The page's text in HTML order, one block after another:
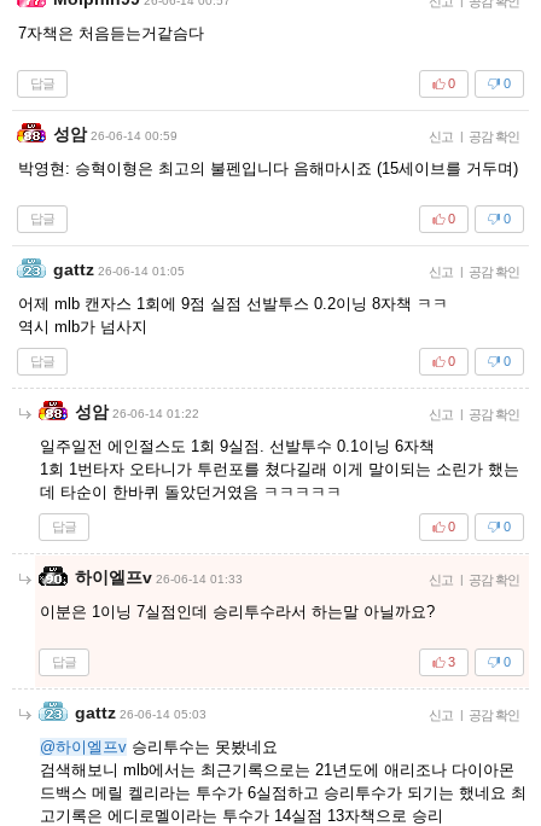
7자책은 처음듣는거같슴다
답글 0
0
성암 26-06-14 00:59 신고 | 공감 확인
박영현: 승혁이형은 최고의 불펜입니다 음해마시죠 (15세이브를 거두며)
답글 0
0
gattz 26-06-14 01:05 신고 | 공감 확인
어제 mlb 캔자스 1회에 9점 실점 선발투스 0.2이닝 8자책 ㅋㅋ
역시 mlb가 넘사지
답글 0
0
성암 26-06-14 01:22 신고 | 공감 확인
일주일전 에인절스도 1회 9실점. 선발투수 0.1이닝 6자책
1회 1번타자 오타니가 투런포를 쳤다길래 이게 말이되는 소린가 했는
데 타순이 한바퀴 돌았던거였음 ㅋㅋㅋㅋㅋ
답글 0
0
하이엘프v 26-06-14 01:33 신고 | 공감 확인
이분은 1이닝 7실점인데 승리투수라서 하는말 아닐까요?
답글 0
3
gattz 26-06-14 05:03 신고 | 공감 확인
@하이엘프v 승리투수는 못봤네요
검색해보니 mlb에서는 최근기록으로는 21년도에 애리조나 다이아몬
드백스 메릴 켈리라는 투수가 6실점하고 승리투수가 되기는 했네요 최
고기록은 에디로멜이라는 투수가 14실점 13자책으로 승리